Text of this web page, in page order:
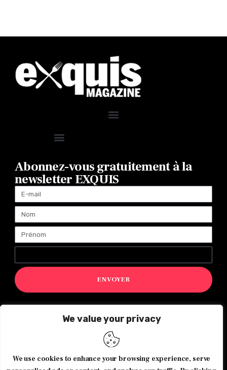
We value your privacy
We use cookies to enhance your browsing experience, serve
Abonnez-vous gratuitement à la
newsletter EXQUIS
ENVOYER
Magazine Exquis© 2026 Tous droits réservés -Made with ♥️
byAgence de communication JOUR J